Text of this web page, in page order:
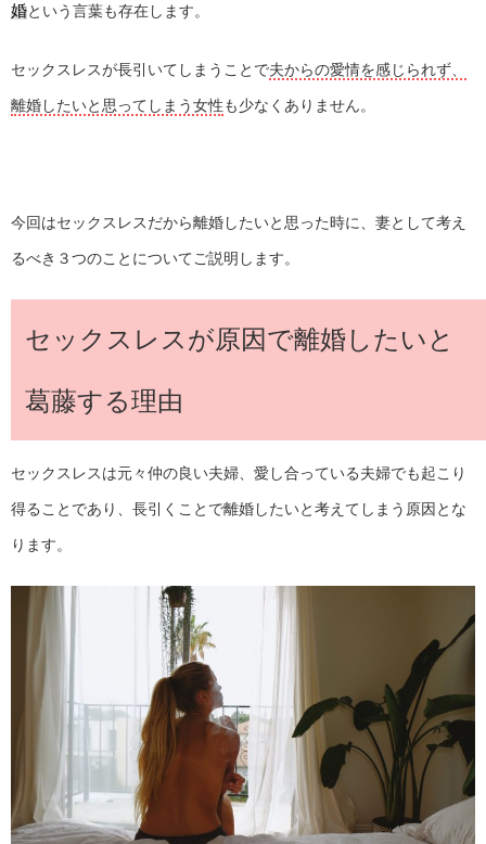
婚という言葉も存在します。
セックスレスが長引いてしまうことで夫からの愛情を感じられず、
離婚したいと思ってしまう女性も少なくありません。
今回はセックスレスだから離婚したいと思った時に、妻として考え
るべき３つのことについてご説明します。
セックスレスが原因で離婚したいと
葛藤する理由
セックスレスは元々仲の良い夫婦、愛し合っている夫婦でも起こり
得ることであり、長引くことで離婚したいと考えてしまう原因とな
ります。